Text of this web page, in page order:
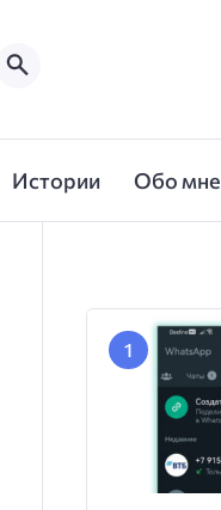
Истории Обо мне